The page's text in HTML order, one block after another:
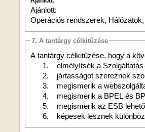
Ajánlott:
Operációs rendszerek,
7. A tantárgy célkitűzése
A tantárgy célkitűzése, hogy a
1. elmélyítsék a
2.
jártasságot szereznek
3.
megismerik a
4.
megismerik a BPEL és
5.
megismerik az ESB
6.
képesek lesznek